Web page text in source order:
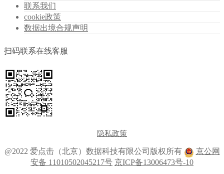
联系我们
cookie政策
数据出境合规声明
扫码联系在线客服
隐私政策
@2022 爱点击（北京）数据科技有限公司版权所有
京公网
安备 11010502045217号 京ICP备13006473号-10